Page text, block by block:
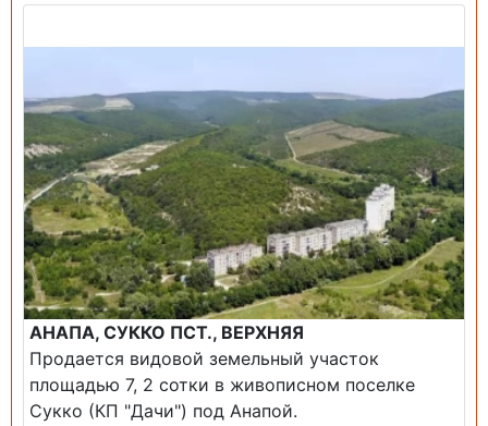
АНАПА, СУККО ПСТ., ВЕРХНЯЯ
Продается видовой земельный участок
площадью 7, 2 сотки в живописном поселке
Сукко (КП "Дачи") под Анапой.